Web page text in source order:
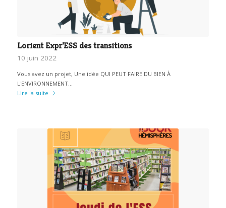
Lorient Expr’ESS des transitions
10 juin 2022
Vous avez un projet, Une idée QUI PEUT FAIRE DU BIEN À
L'ENVIRONNEMENT…
Lire la suite